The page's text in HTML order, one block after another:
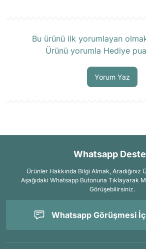
Bu ürünü ilk yorumlayan
Ürünü yorumla Hediye
Yorum Yaz
Whatsapp
Ürünler Hakkında Bilgi Almak, Aradığınız
Aşağıdaki Whatsapp Butonuna Tıklayarak
Görüşebilirsiniz.
Whatsapp Görüşmesi